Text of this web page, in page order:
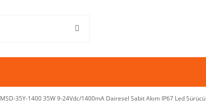
MSD-35Y-1400 35W 9-24Vdc/1400mA Dairesel Sabit Akım IP67 Led Sürücü